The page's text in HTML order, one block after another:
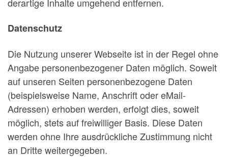
Datenschutz
Die Nutzung unserer Webseite ist in der Regel ohne
Angabe personenbezogener Daten möglich. Soweit
auf unseren Seiten personenbezogene Daten
(beispielsweise Name, Anschrift oder eMail-
Adressen) erhoben werden, erfolgt dies, soweit
möglich, stets auf freiwilliger Basis. Diese Daten
werden ohne Ihre ausdrückliche Zustimmung nicht
an Dritte weitergegeben.